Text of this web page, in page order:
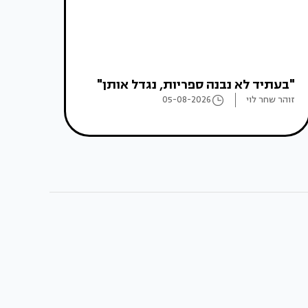
"בעתיד לא נבנה ספריות, נגדל אותן"
זוהר שחר לוי 05-08-2026